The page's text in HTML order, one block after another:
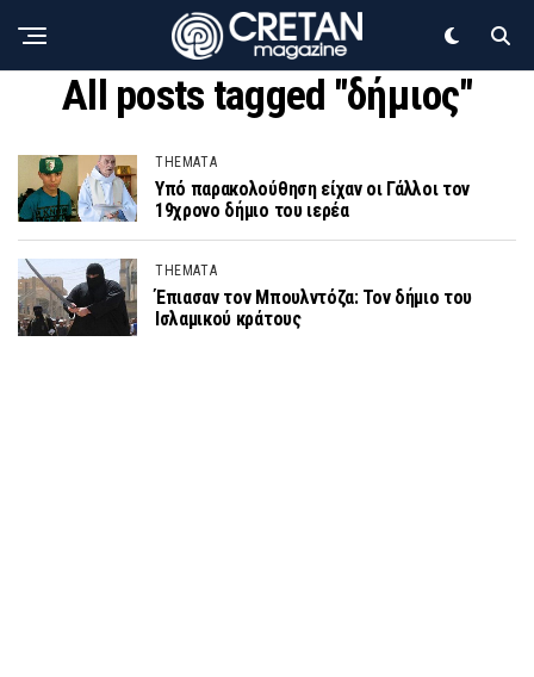
All posts tagged "δήμιος"
THEMATA
Υπό παρακολούθηση είχαν οι Γάλλοι τον
19χρονο δήμιο του ιερέα
THEMATA
Έπιασαν τον Μπουλντόζα: Τον δήμιο του
Ισλαμικού κράτους